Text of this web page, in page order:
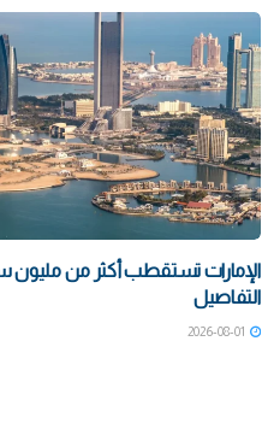
الإمارات تستقطب أكثر من
التفاصيل